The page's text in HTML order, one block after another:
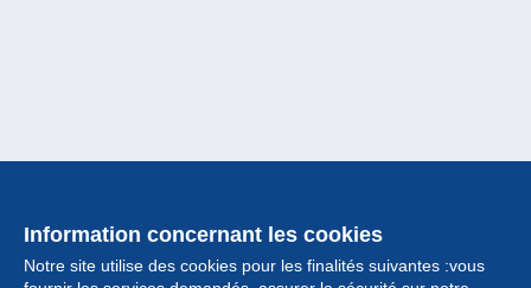
Information concernant les cookies
Notre site utilise des cookies pour les finalités suivantes :vous